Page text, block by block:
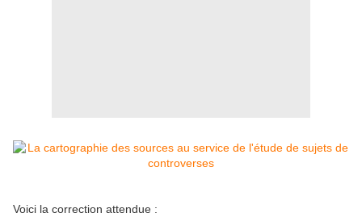
Voici la correction attendue :